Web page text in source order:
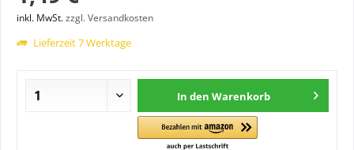
inkl. MwSt.zzgl. Versandkosten
Lieferzeit 7 Werktage
In den Warenkorb